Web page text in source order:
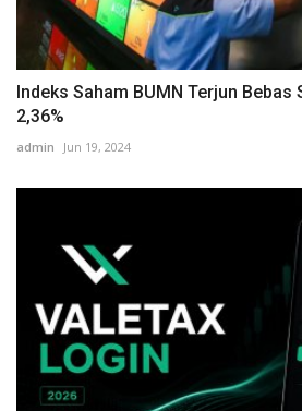
Indeks Saham BUMN Terjun Bebas
2,36%
admin Jun 19, 2024